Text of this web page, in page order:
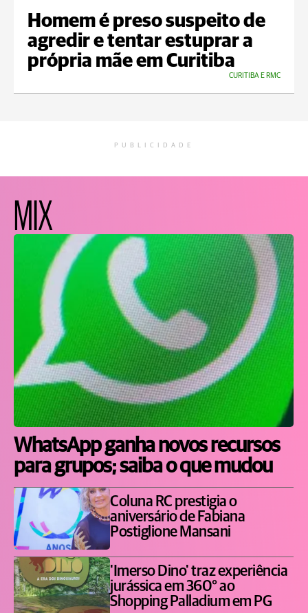
Homem é preso suspeito de
agredir e tentar estuprar a
própria mãe em Curitiba
CURITIBA E RMC
PUBLICIDADE
MIX
WhatsApp ganha novos recursos
para grupos; saiba o que mudou
Coluna RC prestigia o
aniversário de Fabiana
Postiglione Mansani
'Imerso Dino' traz experiência
jurássica em 360° ao
Shopping Palladium em PG